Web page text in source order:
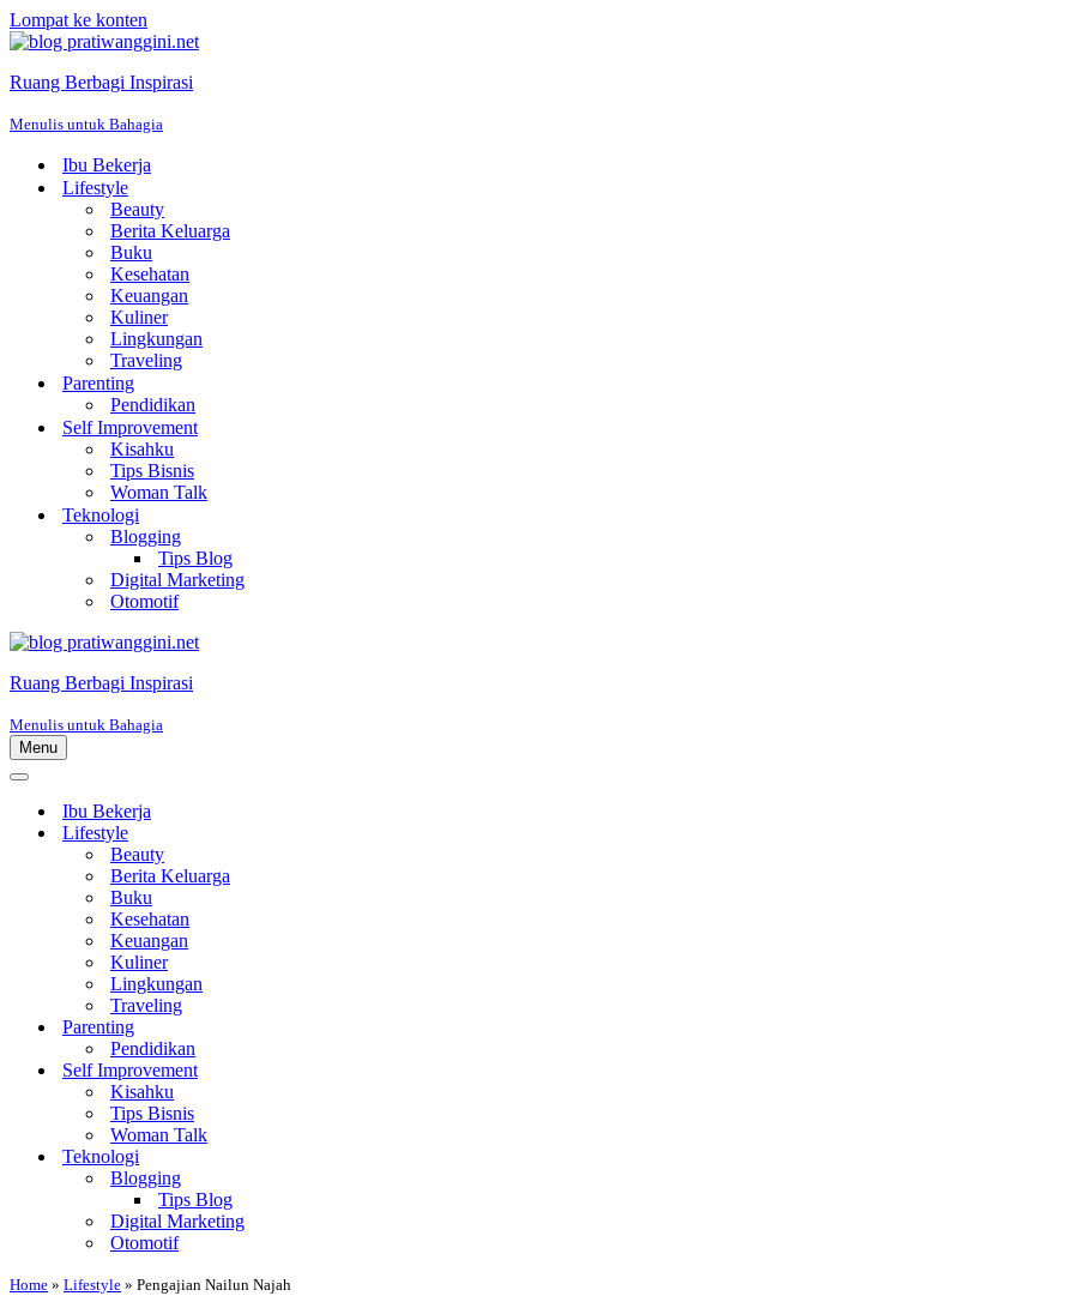
Lompat ke konten
Ruang Berbagi Inspirasi
Menulis untuk Bahagia
Ibu Bekerja
Lifestyle
Beauty
Berita Keluarga
Buku
Kesehatan
Keuangan
Kuliner
Lingkungan
Traveling
Parenting
Pendidikan
Self Improvement
Kisahku
Tips Bisnis
Woman Talk
Teknologi
Blogging
Tips Blog
Digital Marketing
Otomotif
Ruang Berbagi Inspirasi
Menulis untuk Bahagia
Menu
Menu
Menu
NavigasiIbu Bekerja
Lifestyle
Beauty
Berita Keluarga
Buku
Kesehatan
Keuangan
Kuliner
Lingkungan
Traveling
Parenting
Pendidikan
Self Improvement
Kisahku
Tips Bisnis
Woman Talk
Teknologi
Blogging
Tips Blog
Digital Marketing
Otomotif
Home » Lifestyle » Pengajian Nailun Najah